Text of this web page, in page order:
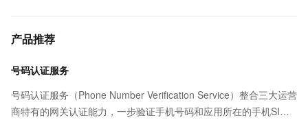
产品推荐
号码认证服务
号码认证服务（Phone Number Verification Service）整合三大运营
商特有的网关认证能力，一步验证手机号码和应用所在的手机SIM